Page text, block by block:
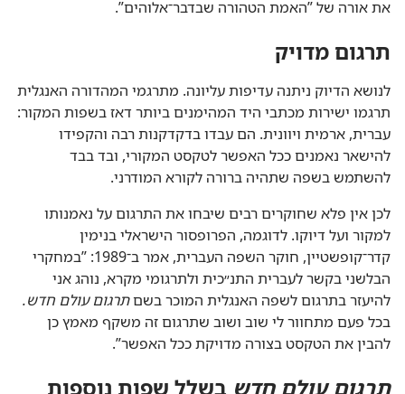
את אורה של ”‏האמת הטהורה שבדבר־אלוהים”‏.‏
תרגום מדויק
לנושא הדיוק ניתנה עדיפות עליונה.‏ מתרגמי המהדורה האנגלית
תרגמו ישירות מכתבי היד המהימנים ביותר דאז בשפות המקור:‏
עברית,‏ ארמית ויוונית.‏ הם עבדו בדקדקנות רבה והקפידו
להישאר נאמנים ככל האפשר לטקסט המקורי,‏ ובד בבד
להשתמש בשפה שתהיה ברורה לקורא המודרני.‏
לכן אין פלא שחוקרים רבים שיבחו את התרגום על נאמנותו
למקור ועל דיוקו.‏ לדוגמה,‏ הפרופסור הישראלי בנימין
קדר־קופשטיין,‏ חוקר השפה העברית,‏ אמר ב־1989:‏ ”‏במחקרי
הבלשני בקשר לעברית התנ״כית ולתרגומי מקרא,‏ נוהג אני
להיעזר בתרגום לשפה האנגלית המוכר בשםתרגום עולם חדש.‏
בכל פעם מתחוור לי שוב ושוב שתרגום זה משקף מאמץ כן
להבין את הטקסט בצורה מדויקת ככל האפשר”‏.‏
תרגום עולם חדש בשלל שפות נוספות